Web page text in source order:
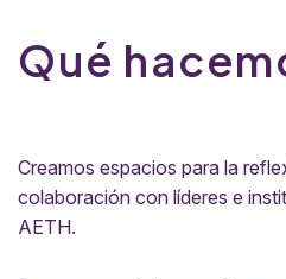
Qué
Creamos espacios para la
colaboración con líderes e
AETH.